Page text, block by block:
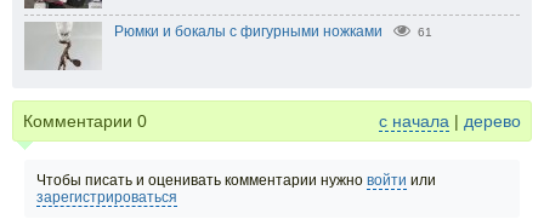
Рюмки и бокалы с фигурными ножками 61
Комментарии 0 с начала | дерево
Чтобы писать и оценивать комментарии нужно войти или
зарегистрироваться